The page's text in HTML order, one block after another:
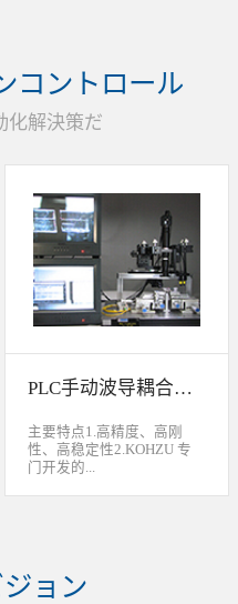
泡、裂纹、脏污、气线；灯
头上的顶锡缺失、顶丝外
外露、脏污、灯头角度；剔
コントロール
化解決策だ
PLC手动波导耦合系统
主要特点1.高精度、高刚
性、高稳定性2.KOHZU 专
门开发的...
部分机构本地化生产满足系
统性能同时，也节约成本5.
ョン